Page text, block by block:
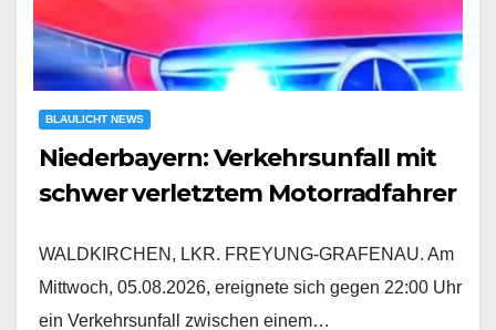
BLAULICHT NEWS
Niederbayern: Verkehrsunfall mit
schwer verletztem Motorradfahrer
WALDKIRCHEN, LKR. FREYUNG-GRAFENAU. Am
Mittwoch, 05.08.2026, ereignete sich gegen 22:00 Uhr
ein Verkehrsunfall zwischen einem…